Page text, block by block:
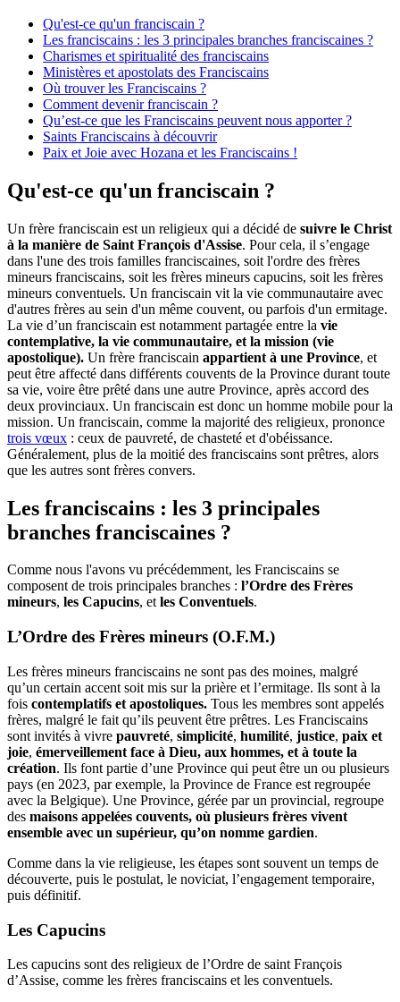
Qu'est-ce qu'un franciscain ?
Les franciscains : les 3 principales branches franciscaines ?
Charismes et spiritualité des franciscains
Ministères et apostolats des Franciscains
Où trouver les Franciscains ?
Comment devenir franciscain ?
Qu’est-ce que les Franciscains peuvent nous apporter ?
Saints Franciscains à découvrir
Paix et Joie avec Hozana et les Franciscains !
Qu'est-ce qu'un franciscain ?
Un frère franciscain est un religieux qui a décidé de suivre le Christ
à la manière de Saint François d'Assise. Pour cela, il s’engage
dans l'une des trois familles franciscaines, soit l'ordre des frères
mineurs franciscains, soit les frères mineurs capucins, soit les frères
mineurs conventuels. Un franciscain vit la vie communautaire avec
d'autres frères au sein d'un même couvent, ou parfois d'un ermitage.
La vie d’un franciscain est notamment partagée entre la vie
contemplative, la vie communautaire, et la mission (vie
apostolique). Un frère franciscain appartient à une Province, et
peut être affecté dans différents couvents de la Province durant toute
sa vie, voire être prêté dans une autre Province, après accord des
deux provinciaux. Un franciscain est donc un homme mobile pour la
mission. Un franciscain, comme la majorité des religieux, prononce
trois vœux : ceux de pauvreté, de chasteté et d'obéissance.
Généralement, plus de la moitié des franciscains sont prêtres, alors
que les autres sont frères convers.
Les franciscains : les 3 principales
branches franciscaines ?
Comme nous l'avons vu précédemment, les Franciscains se
composent de trois principales branches : l’Ordre des Frères
mineurs, les Capucins, etles Conventuels.
L’Ordre des Frères mineurs (O.F.M.)
Les frères mineurs franciscains ne sont pas des moines, malgré
qu’un certain accent soit mis sur la prière et l’ermitage. Ils sont à la
fois contemplatifs et apostoliques. Tous les membres sont appelés
frères, malgré le fait qu’ils peuvent être prêtres. Les Franciscains
sont invités à vivre pauvreté, simplicité, humilité, justice, paix et
joie, émerveillement face à Dieu, aux hommes, et à toute la
création. Ils font partie d’une Province qui peut être un ou plusieurs
pays (en 2023, par exemple, la Province de France est regroupée
avec la Belgique). Une Province, gérée par un provincial, regroupe
des maisons appelées couvents, où plusieurs frères vivent
ensemble avec un supérieur, qu’on nomme gardien.
Comme dans la vie religieuse, les étapes sont souvent un temps de
découverte, puis le postulat, le noviciat, l’engagement temporaire,
puis définitif.
Les Capucins
Les capucins sont des religieux de l’Ordre de saint François
d’Assise, comme les frères franciscains et les conventuels.